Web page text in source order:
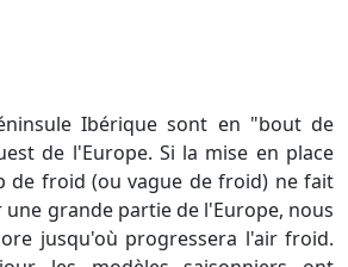
de l'Europe. Si la mise en place
de froid (ou vague de froid) ne fait
grande partie de l'Europe, nous
jusqu'où progressera l'air froid.